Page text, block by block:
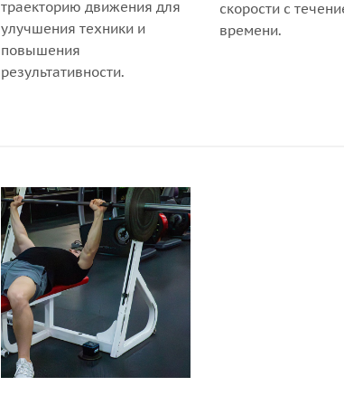
траекторию движения для
улучшения техники и
повышения
результативности.
скорости с
времени.